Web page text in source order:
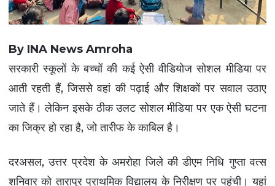
स्वास्थ्य\लाइफस्टाइल
विशेष
स्टोरी
अजब
By INA News Amroha
सरकारी स्कूलों के बच्चों की कई ऐसी वीडियोज सोशल मीडिया पर
आती रहती हैं, जिससे वहां की पढ़ाई और शिक्षकों पर सवाल उठाए
जाते हैं। लेकिन इसके ठीक उलट सोशल मीडिया पर एक ऐसी घटना
का जिक्र हो रहा है, जो तारीफ के काबिल है।
दरअसल, उत्तर प्रदेश के अमरोहा जिले की डीएम निधि गुप्ता वत्स
शनिवार को तारापुर प्राथमिक विद्यालय के निरीक्षण पर पहुंची। यहां